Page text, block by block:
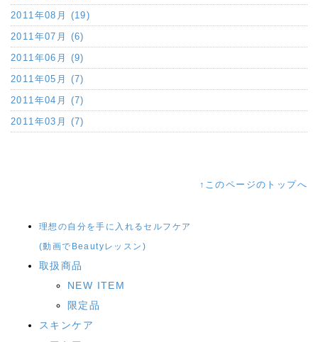
2011年08月 (19)
2011年07月 (6)
2011年06月 (9)
2011年05月 (7)
2011年04月 (7)
2011年03月 (7)
↑このページのトップへ
理想の自分を手に入れるセルフケア
(動画でBeautyレッスン)
取扱商品
NEW ITEM
限定品
スキンケア